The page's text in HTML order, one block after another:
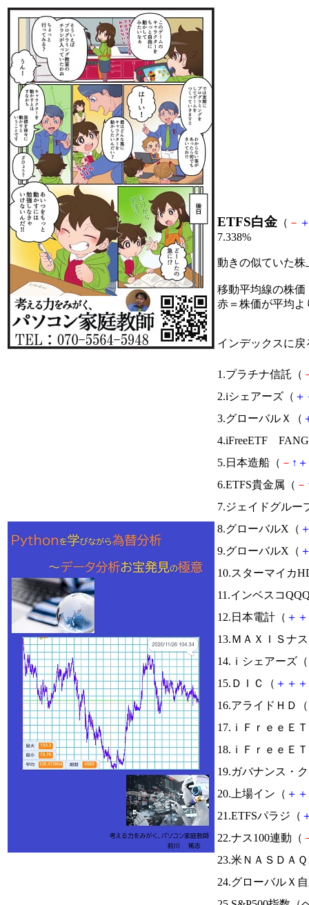
ETFS白金 （ －
7.338%
動きの似ていた
移動平均線の株価
赤＝株価が平均
インデックスに戻
1.プラチナ信託（
2.iシェアーズ（ ＋
3.グローバルＸ（
4.iFreeETF
5.日本造船（ － ↑ ＋
6.ETFS貴金属（ －
7.ジェイドグルー
8.グローバルX（
9.グローバルX（
10.スターマイカ
11.インベスコ
12.日本電計（ ＋ ＋
13.ＭＡＸＩＳナ
14.ｉシェアーズ（
15.ＤＩＣ（ ＋ ＋ ＋
16.アライドＨＤ（
17.ｉＦｒｅｅＥ
18.ｉＦｒｅｅＥ
19.ガバナンス・
20.上場イン（ ＋ ＋
21.ETFSパラジ（
22.ナス100連動（
23.米ＮＡＳＤＡ
24.グローバルＸ